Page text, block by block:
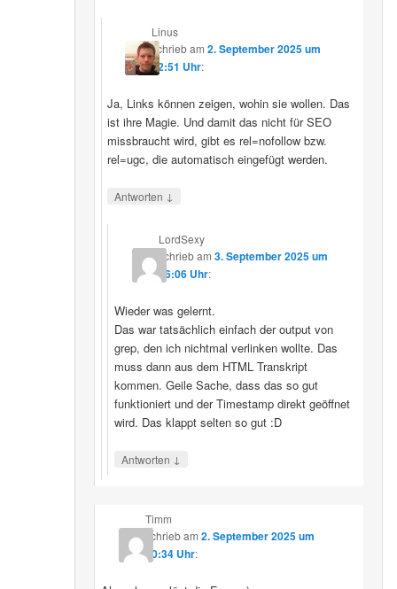
Linus
schriebam2. September 2025 um
12:51 Uhr:
Ja, Links können zeigen, wohin sie wollen. Das
ist ihre Magie. Und damit das nicht für SEO
missbraucht wird, gibt es rel=nofollow bzw.
rel=ugc, die automatisch eingefügt werden.
Antworten ↓
LordSexy
schriebam 3. September 2025 um
16:06 Uhr:
Wieder was gelernt.
Das war tatsächlich einfach der output von
grep, den ich nichtmal verlinken wollte. Das
muss dann aus dem HTML Transkript
kommen. Geile Sache, dass das so gut
funktioniert und der Timestamp direkt geöffnet
wird. Das klappt selten so gut :D
Antworten ↓
Timm
schriebam 2. September 2025 um
10:34 Uhr: